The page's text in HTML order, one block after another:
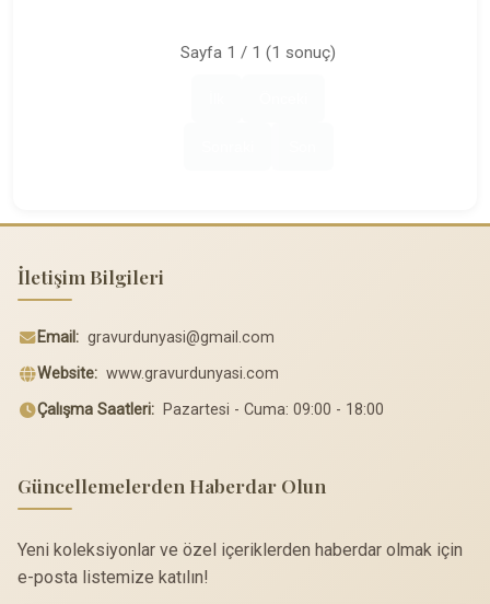
Sayfa 1 / 1 (1 sonuç)
İletişim Bilgileri
Email: gravurdunyasi@gmail.com
Website: www.gravurdunyasi.com
Çalışma Saatleri: Pazartesi - Cuma: 09:00 - 18:00
Güncellemelerden Haberdar Olun
Yeni koleksiyonlar ve özel içeriklerden haberdar olmak için
e-posta listemize katılın!